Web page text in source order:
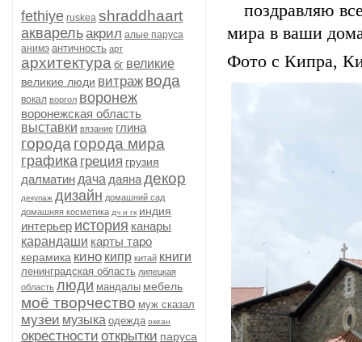
fethiye ruskea shraddhaart
акварельакрил алые паруса
анимэ античность арт
архитектура бг великие
великие люди витраж вода
вокал воргол воронеж
воронежская область
выставки вязание глина
города города мира
графика греция грузия
далматин дача даянадекор
декупаж дизайн домашний сад
домашняя косметика дч и гк индия
интерьер история канары
карандаши карты таро
керамика кино кипр китай книги
ленинградская область липецкая
область люди мандалы мебель
моё творчество муж сказал
музеи музыка одежда океан
окрестности открытки паруса
поздравляю
мира в ваши
Фото с Кипра,